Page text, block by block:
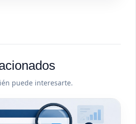
puede interesarte.